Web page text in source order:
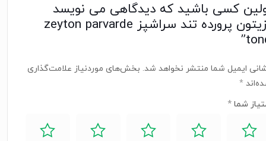
کسی باشید که دیدگاهی می نویسد
“زیتون پرورده تند سراشپز zeyton parvarde
ایمیل شما منتشر نخواهد شد. بخش‌های موردنیاز علامت‌گذاری
*
شما *